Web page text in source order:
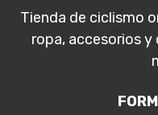
Tienda de ciclismo
ropa, accesorios